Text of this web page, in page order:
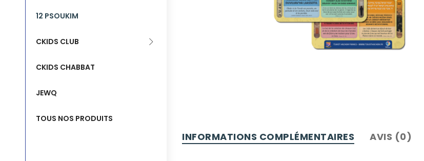
12 PSOUKIM
CKIDS CLUB
CKIDS CHABBAT
JEWQ
TOUS NOS PRODUITS
INFORMATIONS COMPLÉMENTAIRES AVIS (0)